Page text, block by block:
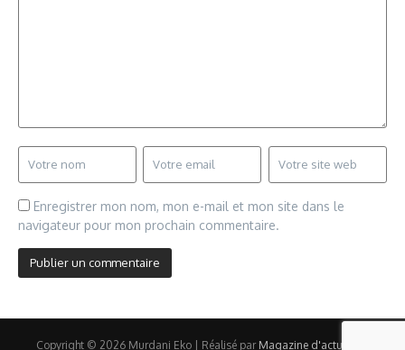
Enregistrer mon nom, mon e-mail et mon site dans le
navigateur pour mon prochain commentaire.
Copyright © 2026 Murdani Eko | Réalisé par Magazine d'actualités